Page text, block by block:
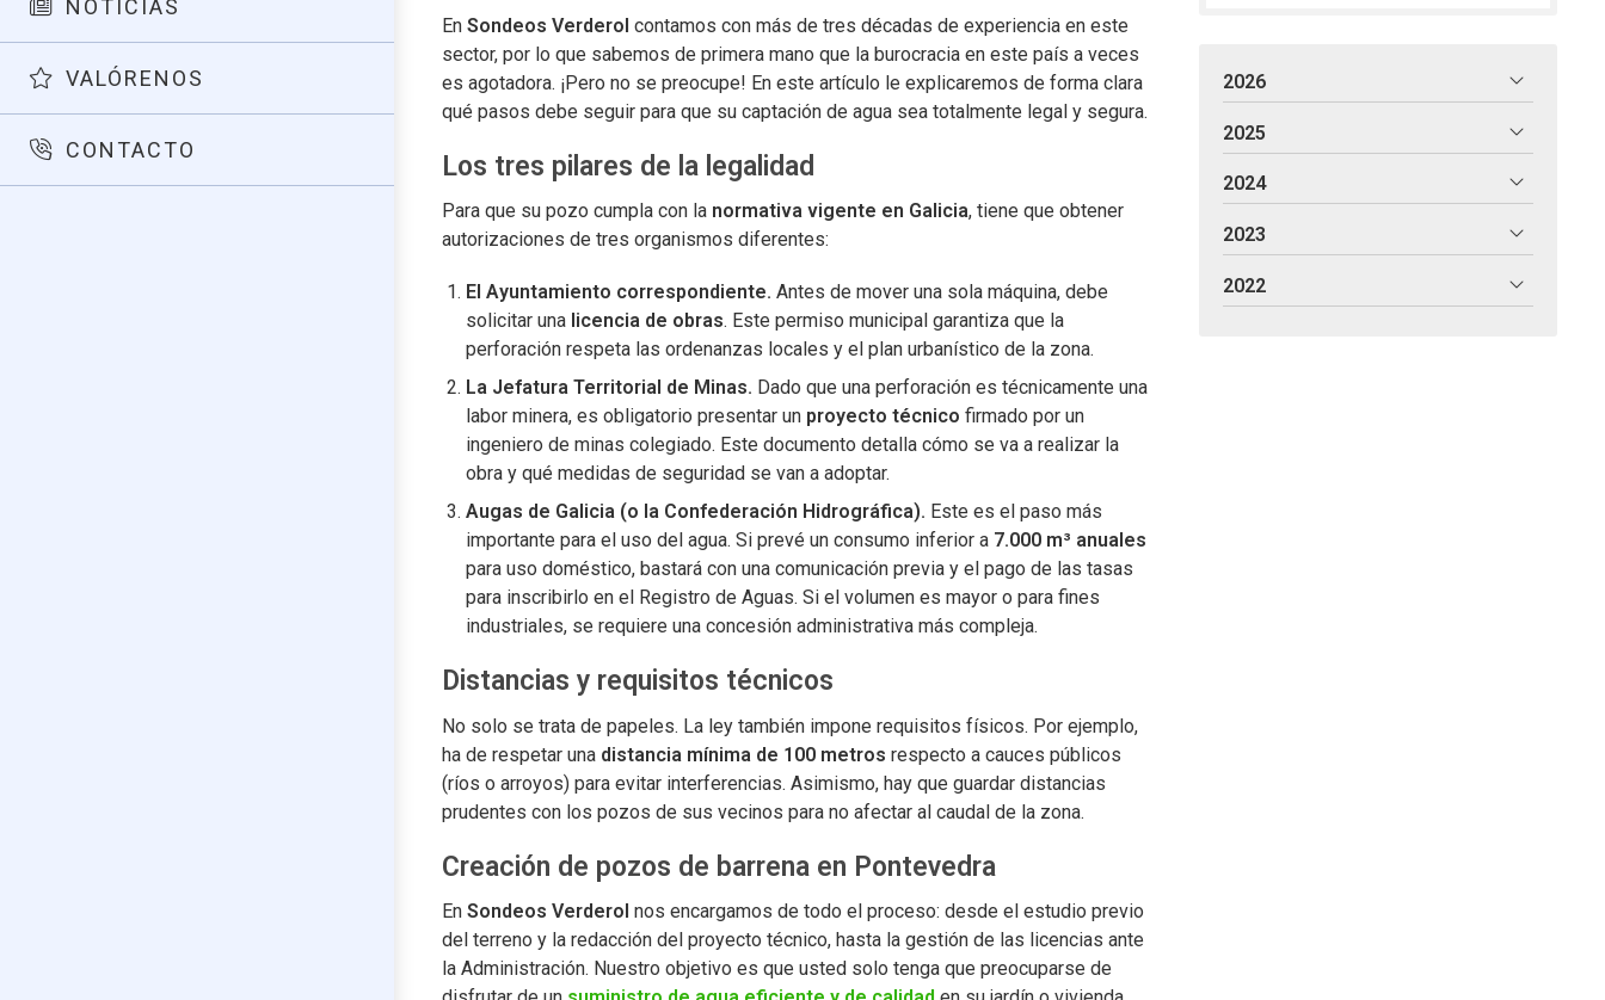
NOTICIAS
VALÓRENOS
CONTACTO
EnSondeos Verderol contamos con más de tres décadas de experiencia en este
sector, por lo que sabemos de primera mano que la burocracia en este país a veces
es agotadora. ¡Pero no se preocupe! En este artículo le explicaremos de forma clara
qué pasos debe seguir para que su captación de agua sea totalmente legal y segura.
Los tres pilares de la legalidad
Para que su pozo cumpla con la normativa vigente en Galicia, tiene que obtener
autorizaciones de tres organismos diferentes:
El Ayuntamiento correspondiente. Antes de mover una sola máquina, debe
solicitar una licencia de obras. Este permiso municipal garantiza que la
perforación respeta las ordenanzas locales y el plan urbanístico de la zona.
La Jefatura Territorial de Minas. Dado que una perforación es técnicamente una
labor minera, es obligatorio presentar un proyecto técnico firmado por un
ingeniero de minas colegiado. Este documento detalla cómo se va a realizar la
obra y qué medidas de seguridad se van a adoptar.
Augas de Galicia (o la Confederación Hidrográfica). Este es el paso más
importante para el uso del agua. Si prevé un consumo inferior a 7.000 m³ anuales
para uso doméstico, bastará con una comunicación previa y el pago de las tasas
para inscribirlo en el Registro de Aguas. Si el volumen es mayor o para fines
industriales, se requiere una concesión administrativa más compleja.
Distancias y requisitos técnicos
No solo se trata de papeles. La ley también impone requisitos físicos. Por ejemplo,
ha de respetar una distancia mínima de 100 metros respecto a cauces públicos
(ríos o arroyos) para evitar interferencias. Asimismo, hay que guardar distancias
prudentes con los pozos de sus vecinos para no afectar al caudal de la zona.
Creación de pozos de barrena en Pontevedra
EnSondeos Verderol nos encargamos de todo el proceso: desde el estudio previo
del terreno y la redacción del proyecto técnico, hasta la gestión de las licencias ante
la Administración. Nuestro objetivo es que usted solo tenga que preocuparse de
2026
2025
2024
2023
2022